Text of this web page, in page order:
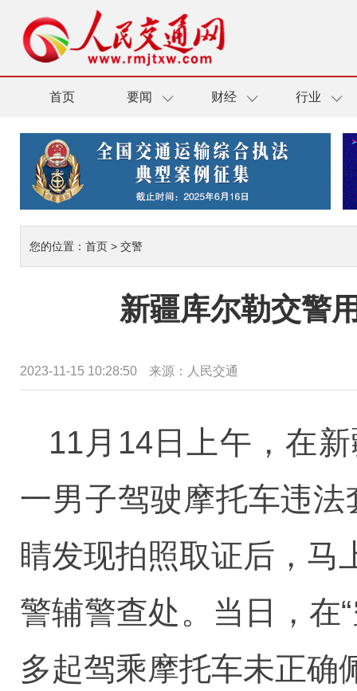
首页 要闻 财经 行业
您的位置： 首页 > 交警
新疆库尔勒交警
2023-11-15 10:28:50 来源： 人民交通
11月14日上午，在
一男子驾驶摩托车违法
睛发现拍照取证后，马
警辅警查处。当日，在
多起驾乘摩托车未正确